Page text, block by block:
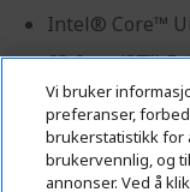
Intel® Core™
68,6 cm (27")
32 GB, DDR5
2 TB SSD
Intel®
Vi bruker
preferanser,
brukerstatistikk for
brukervennlig, og
annonser. Ved å